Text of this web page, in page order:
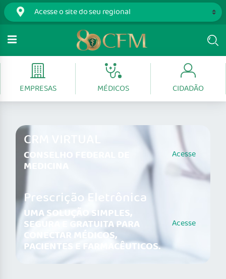
EMPRESAS MÉDICOS CIDADÃO
CRM VIRTUAL
CONSELHO FEDERAL DE
MEDICINA
Acesse
Prescrição Eletrônica
UMA SOLUÇÃO SIMPLES,
SEGURA E GRATUITA PARA
CONECTAR MÉDICOS,
PACIENTES E FARMACÊUTICOS.
Acesse